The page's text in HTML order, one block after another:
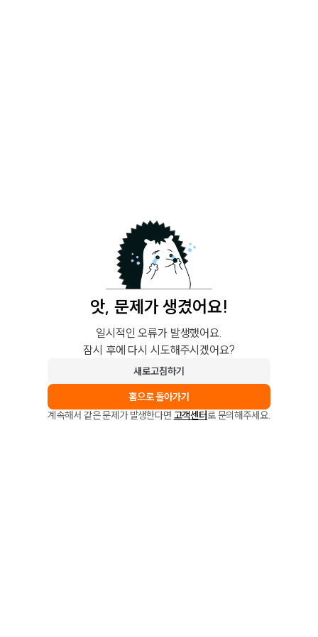
앗, 문제가 생겼어요!
일시적인 오류가 발생했어요.
잠시 후에 다시 시도해주시겠어요?
새로고침하기
홈으로 돌아가기
계속해서 같은 문제가 발생한다면 고객센터로 문의해주세요.